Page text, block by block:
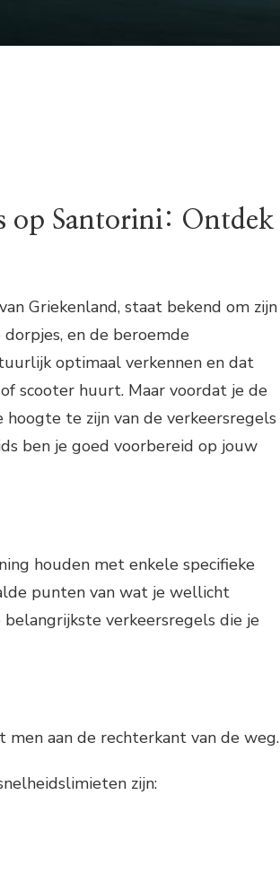
op Santorini: Ontdek
Griekenland, staat bekend om zijn
en de beroemde
optimaal verkennen en dat
scooter huurt. Maar voordat je de
te zijn van de verkeersregels
ben je goed voorbereid op jouw
houden met enkele specifieke
punten van wat je wellicht
verkeersregels die je
men aan de rechterkant van de weg.
zijn: